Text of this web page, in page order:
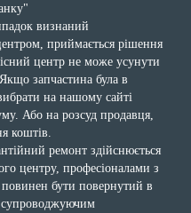
визнаний
приймається рішення
центр не може усунути
запчастина була в
на нашому сайті
Або на розсуд продавця,
коштів.
ремонт здійснюється
центру, професіоналами з
бути повернутий в
супроводжуючим